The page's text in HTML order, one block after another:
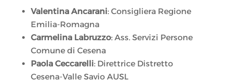
Valentina Ancarani: Consigliera Regione
Emilia-Romagna
Carmelina Labruzzo: Ass. Servizi Persone
Comune di Cesena
Paola Ceccarelli: Direttrice Distretto
Cesena-Valle Savio AUSL